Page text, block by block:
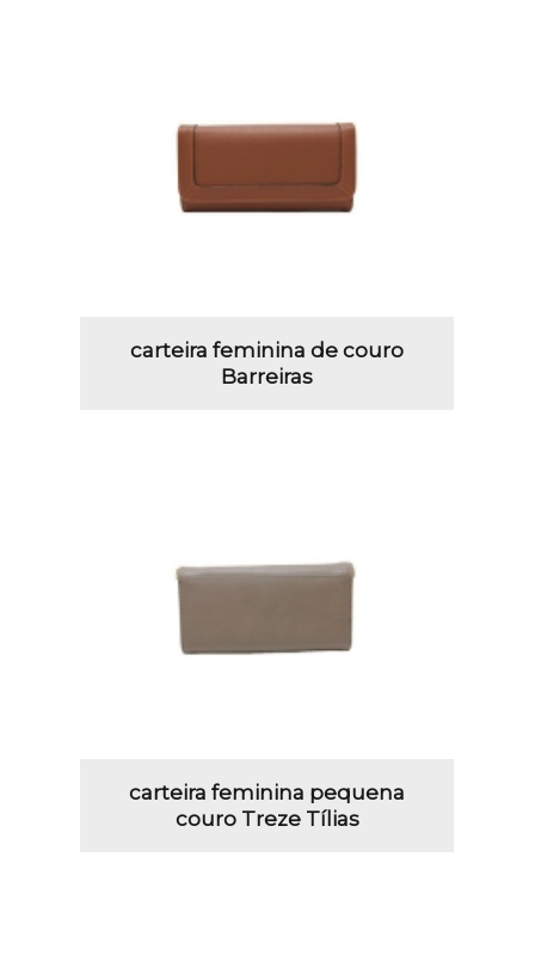
carteira feminina de couro
Barreiras
carteira feminina pequena
couro Treze Tílias